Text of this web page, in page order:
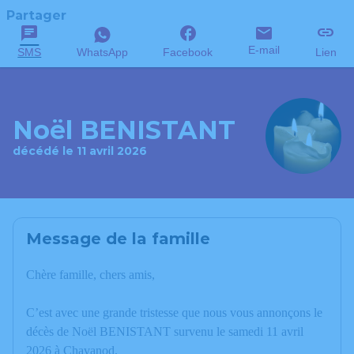
Partager
SMS WhatsApp Facebook E-mail Lien
Noël BENISTANT
décédé le 11 avril 2026
Message de la famille
Chère famille, chers amis,
C’est avec une grande tristesse que nous vous annonçons le
décès de Noël BENISTANT survenu le samedi 11 avril
2026 à Chavanod.